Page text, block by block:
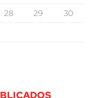
28 29
30